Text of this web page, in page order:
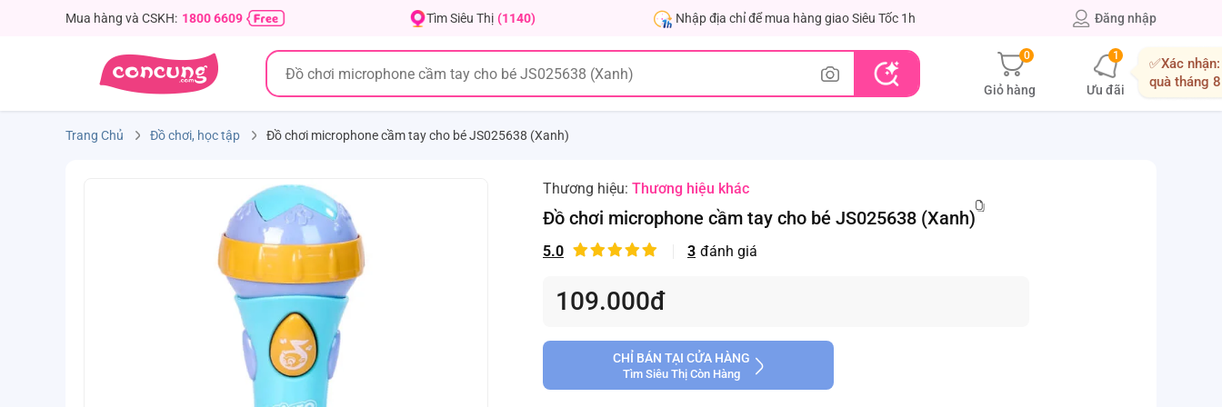
Mua hàng và CSKH: 1800 6609 Tìm Siêu Thị (1140) Nhập địa chỉ để mua hàng giao Siêu Tốc 1h Đăng nhập
0
Giỏ hàng
1
Ưu đãi
✅Xác
quà tháng
Trang Chủ Đồ chơi, học tập Đồ chơi microphone cầm tay cho bé JS025638 (Xanh)
Thương hiệu: Thương hiệu khác
Đồ chơi microphone cầm tay cho bé JS025638 (Xanh)
5.0 3 đánh giá
109.000đ
CHỈ BÁN TẠI CỬA HÀNG
Tìm Siêu Thị Còn Hàng